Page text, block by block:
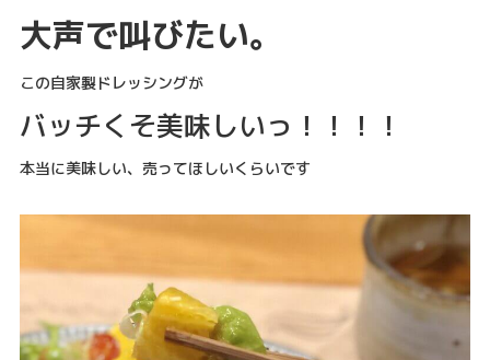
大声で叫びたい。
この自家製ドレッシングが
バッチくそ美味しいっ！！！！
本当に美味しい、売ってほしいくらいです